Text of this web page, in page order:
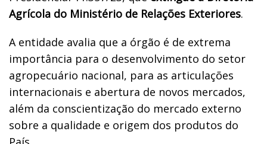
Agrícola do Ministério de Relações Exteriores.
A entidade avalia que a órgão é de extrema
importância para o desenvolvimento do setor
agropecuário nacional, para as articulações
internacionais e abertura de novos mercados,
além da conscientização do mercado externo
sobre a qualidade e origem dos produtos do